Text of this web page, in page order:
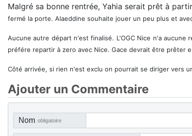
Malgré sa bonne rentrée, Yahia serait prêt à
fermé la porte. Alaeddine souhaite jouer un peu plus et
Aucune autre départ n'est finalisé. L'OGC Nice n'a
préfére repartir à zero avec Nice. Gace devrait être prêter
Côté arrivée, si rien n'est exclu on pourrait se diriger vers
Ajouter un Commentaire
Nom obligatoire